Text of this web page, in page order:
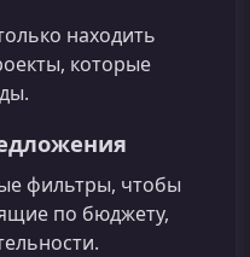
находить
которые
фильтры, чтобы
по бюджету,